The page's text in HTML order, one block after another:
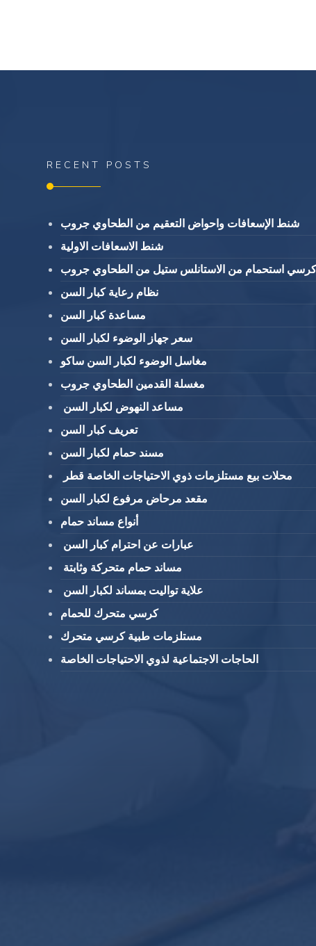
RECENT POSTS
شنط الإسعافات واحواض التعقيم من الطحاوي جروب
شنط الاسعافات الاولية
استحمام من الاستانلس ستيل من الطحاوي جروب
نظام رعاية كبار السن
مساعدة كبار السن
سعر جهاز الوضوء لكبار السن
مغاسل الوضوء لكبار السن ساكو
مغسلة القدمين الطحاوي جروب
مساعد النهوض لكبار السن
تعريف كبار السن
مسند حمام لكبار السن
محلات بيع مستلزمات ذوي الاحتياجات الخاصة قطر
مقعد مرحاض مرفوع لكبار السن
أنواع مساند حمام
عبارات عن احترام كبار السن
مساند حمام متحركة وثابتة
علاية تواليت بمساند لكبار السن
كرسي متحرك للحمام
مستلزمات طبية كرسي متحرك
الحاجات الاجتماعية لذوي الاحتياجات الخاصة